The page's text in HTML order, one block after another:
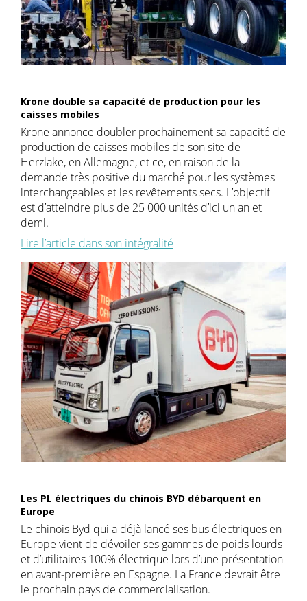
Krone double sa capacité de production pour les
caisses mobiles
Krone annonce doubler prochainement sa capacité de
production de caisses mobiles de son site de
Herzlake, en Allemagne, et ce, en raison de la
demande très positive du marché pour les systèmes
interchangeables et les revêtements secs. L’objectif
est d’atteindre plus de 25 000 unités d’ici un an et
demi.
Lire l’article dans son intégralité
Les PL électriques du chinois BYD débarquent en
Europe
Le chinois Byd qui a déjà lancé ses bus électriques en
Europe vient de dévoiler ses gammes de poids lourds
et d’utilitaires 100% électrique lors d’une présentation
en avant-première en Espagne. La France devrait être
le prochain pays de commercialisation.